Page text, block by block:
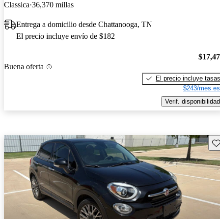
Classica 36,370 millas
Entrega a domicilio desde Chattanooga, TN
El precio incluye envío de $182
Buena oferta
El precio incluye tasas
$243/mes
Verif. disponibilidad